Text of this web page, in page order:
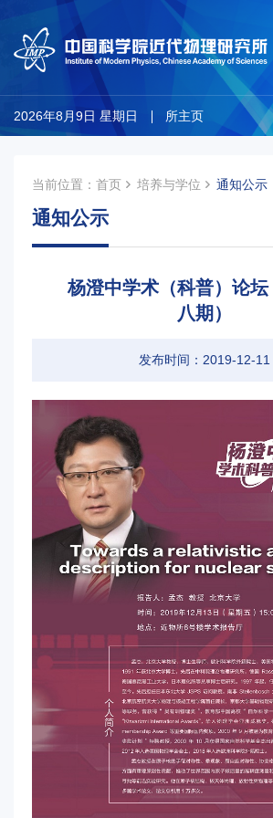
所主页
2026年8月9日 星期日
当前位置： 首页 培养与学位 通知公示
通知公示
杨澄中学术（科普）论
八期）
发布时间：2019-12-11